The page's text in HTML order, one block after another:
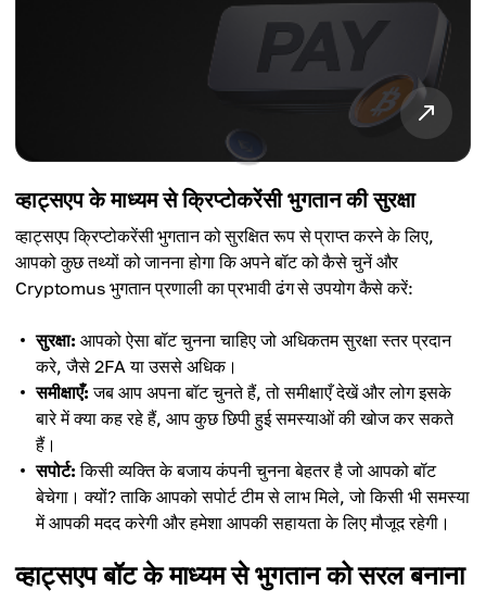
व्हाट्सएप के माध्यम से क्रिप्टोकरेंसी भुगतान की सुरक्षा
व्हाट्सएप क्रिप्टोकरेंसी भुगतान को सुरक्षित रूप से प्राप्त करने के लिए,
आपको कुछ तथ्यों को जानना होगा कि अपने बॉट को कैसे चुनें और
Cryptomus भुगतान प्रणाली का प्रभावी ढंग से उपयोग कैसे करें:
सुरक्षा: आपको ऐसा बॉट चुनना चाहिए जो अधिकतम सुरक्षा स्तर प्रदान
करे, जैसे 2FA या उससे अधिक।
समीक्षाएँ: जब आप अपना बॉट चुनते हैं, तो समीक्षाएँ देखें और लोग इसके
बारे में क्या कह रहे हैं, आप कुछ छिपी हुई समस्याओं की खोज कर सकते
हैं।
सपोर्ट: किसी व्यक्ति के बजाय कंपनी चुनना बेहतर है जो आपको बॉट
बेचेगा। क्यों? ताकि आपको सपोर्ट टीम से लाभ मिले, जो किसी भी समस्या
में आपकी मदद करेगी और हमेशा आपकी सहायता के लिए मौजूद रहेगी।
व्हाट्सएप बॉट के माध्यम से भुगतान को सरल बनाना